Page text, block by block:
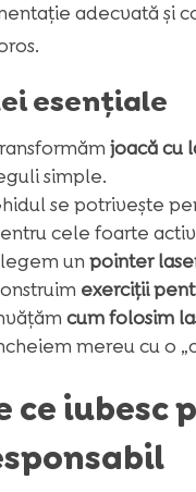
adecvată și
esențiale
joacă cu
simple.
se potrivește
cele foarte
un pointer
exerciții
cum folosim
mereu cu o
ce iubesc